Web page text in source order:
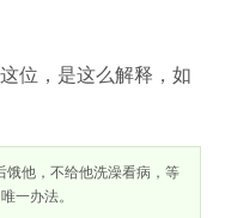
位，是这么解释，如
饿他，不给他洗澡看病，等
一办法。